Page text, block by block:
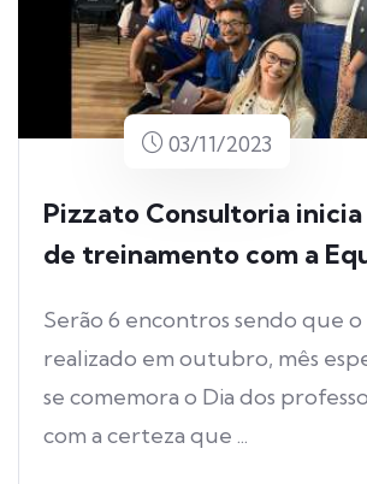
03/11/2023
Pizzato Consultoria
de treinamento com a
Serão 6 encontros sendo que
realizado em outubro, mês
se comemora o Dia dos
com a certeza que ...